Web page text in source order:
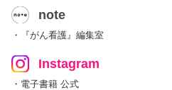
note
・『がん看護』編集室
Instagram
・電子書籍 公式